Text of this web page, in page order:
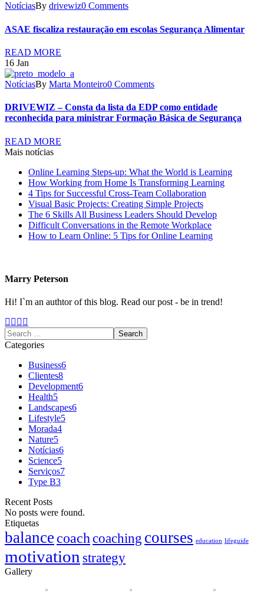
NotíciasBy drivewiz0 Comments
ASAE fiscaliza restauração em escolas Segurança Alimentar
READ MORE
16 Jan
NotíciasBy Marta Monteiro0 Comments
DRIVEWIZ – Consta da lista da EDP como entidade
reconhecida para ministrar Formação Básica de Segurança
READ MORE
Mais notícias
Online Learning Steps-up: What the World is Learning
How Working from Home Is Transforming Learning
4 Tips for Successful Cross-Team Collaboration
Visual Basic Projects: Creating Simple Projects
The 6 Skills All Business Leaders Should Develop
Difficult Conversations in the Remote Workplace
How to Learn Online: 5 Tips for Online Learning
Marry Peterson
Hi! I`m an authtor of this blog. Read our post - be in trend!
Categories
Business6
Clientes8
Development6
Health5
Landscapes6
Lifestyle5
Morada4
Nature5
Notícias6
Science5
Serviços7
Type B3
Recent Posts
No posts were found.
Etiquetas
balance coach coaching courses education lifeguide
motivation strategy
Gallery